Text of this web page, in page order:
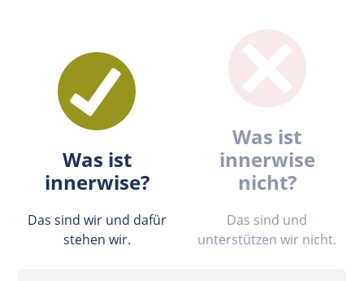
Was ist
innerwise?
Das sind wir und dafür
stehen wir.
Was ist
innerwise
nicht?
Das sind und
unterstützen wir nicht.